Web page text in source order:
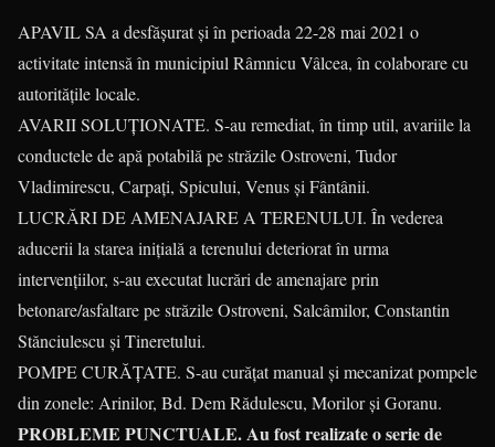
APAVIL SA a desfăşurat şi în perioada 22-28 mai 2021 o
activitate intensă în municipiul Râmnicu Vâlcea, în colaborare cu
autorităţile locale.
AVARII SOLUŢIONATE. S-au remediat, în timp util, avariile la
conductele de apă potabilă pe străzile Ostroveni, Tudor
Vladimirescu, Carpați, Spicului, Venus și Fântânii.
LUCRĂRI DE AMENAJARE A TERENULUI. În vederea
aducerii la starea inițială a terenului deteriorat în urma
intervențiilor, s-au executat lucrări de amenajare prin
betonare/asfaltare pe străzile Ostroveni, Salcâmilor, Constantin
Stănciulescu și Tineretului.
POMPE CURĂŢATE. S-au curățat manual și mecanizat pompele
din zonele: Arinilor, Bd. Dem Rădulescu, Morilor și Goranu.
PROBLEME PUNCTUALE. Au fost realizate o serie de